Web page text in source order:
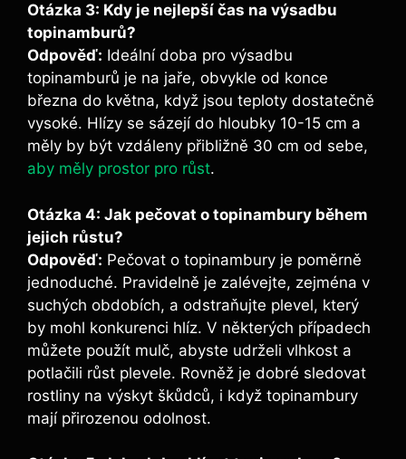
Otázka 3: Kdy je nejlepší čas na výsadbu
topinamburů?
Odpověď: Ideální doba pro výsadbu
topinamburů je na jaře, obvykle od konce
března do května, když jsou teploty dostatečně
vysoké. Hlízy se sázejí do hloubky 10-15 cm a
měly by být vzdáleny přibližně 30 cm od sebe,
aby měly prostor pro růst.
Otázka 4: Jak pečovat o topinambury během
jejich růstu?
Odpověď: Pečovat o topinambury je poměrně
jednoduché. Pravidelně je zalévejte, zejména v
suchých obdobích, a odstraňujte plevel, který
by mohl konkurenci hlíz. V některých případech
můžete použít mulč, abyste udrželi vlhkost a
potlačili růst plevele. Rovněž je dobré sledovat
rostliny na výskyt škůdců, i když topinambury
mají přirozenou odolnost.